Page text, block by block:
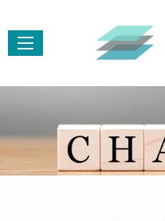
Menü